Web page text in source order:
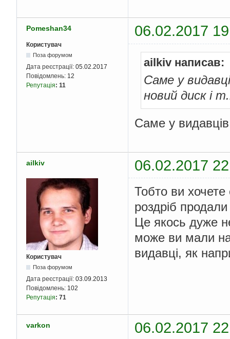
Pomeshan34 06.02.2017
Користувач
Поза форумом
Дата реєстрації: 05.02.2017
Повідомлень: 12
Репутація: 11
ailkiv написав:
Саме у
новий диск і
Саме у
ailkiv 06.02.2017
Користувач
Поза форумом
Дата реєстрації: 03.09.2013
Повідомлень: 102
Репутація: 71
Тобто ви
роздріб
Це якось дуже
може ви мали на
видавці, як
varkon 06.02.2017